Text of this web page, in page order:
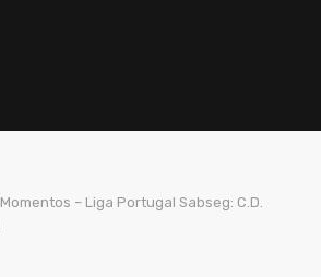
Momentos – Liga Portugal Sabseg: C.D.